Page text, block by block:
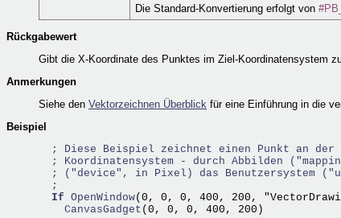
Die Standard-Konvertierung erfolgt von
Rückgabewert
Gibt die X-Koordinate des Punktes im Ziel-Koordinatensystem
Anmerkungen
Siehe den Vektorzeichnen Überblick für eine Einführung in die
Beispiel
; Diese Beispiel zeichnet einen Punkt an der
; Koordinatensystem - durch Abbilden
; ("device", in Pixel) das Benutzersystem
;
If OpenWindow(0, 0, 0, 400, 200,
    CanvasGadget
(0, 0, 0, 400, 200)